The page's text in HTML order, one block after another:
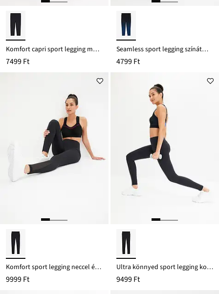
Komfort capri sport legging mobiltelefonos zsebbel, gyorsan szárad
7499 Ft
Seamless sport legging színátmenetellel, gyorsan szárad
4799 Ft
Komfort sport legging neccel és mobiltelefonos zsebbel
9999 Ft
Ultra könnyed sport legging komfort derékpánttal
9499 Ft